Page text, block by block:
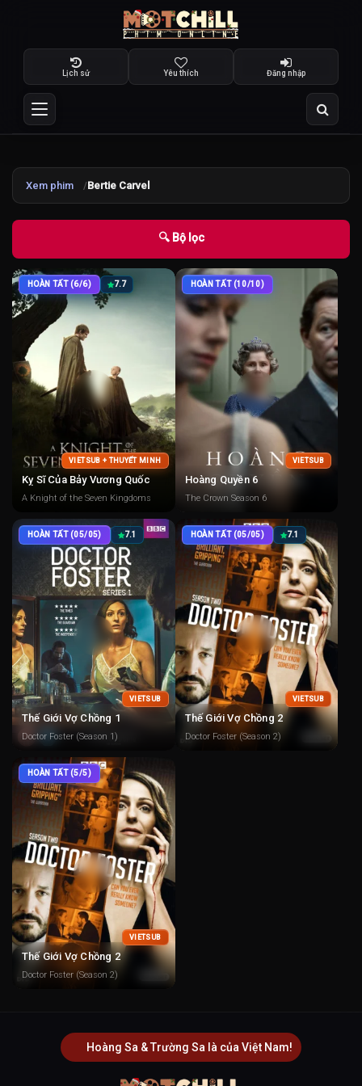
Lịch sử Yêu thích Đăng nhập
Xem phim Bertie Carvel
🔍 Bộ lọc
HOÀN TẤT (6/6) 7.7
VIETSUB + THUYẾT MINH
Kỵ Sĩ Của Bảy Vương Quốc
A Knight of the Seven Kingdoms
HOÀN TẤT (10/10)
VIETSUB
Hoàng Quyền 6
The Crown Season 6
HOÀN TẤT (05/05) 7.1
VIETSUB
Thế Giới Vợ Chồng 1
Doctor Foster (Season 1)
HOÀN TẤT (05/05) 7.1
VIETSUB
Thế Giới Vợ Chồng 2
Doctor Foster (Season 2)
HOÀN TẤT (5/5)
VIETSUB
Thế Giới Vợ Chồng 2
Doctor Foster (Season 2)
Hoàng Sa & Trường Sa là của Việt Nam!